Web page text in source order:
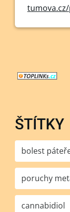
ŠTÍTKY
bolest
poruchy
cannabidiol